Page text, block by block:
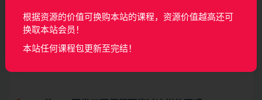
紧跟一线大厂用人标准和前沿技术发展
每个知识点，每节课都深入研究，以确保学员看得
根据资源的价值可换购本站的课程，资源价值越高还可
换取本站会员！
本站任何课程包更新至完结！